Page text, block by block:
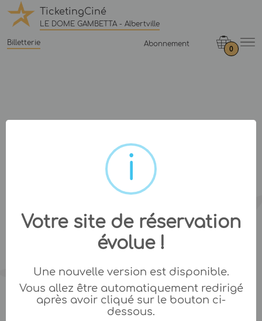
TicketingCiné
LE DOME GAMBETTA - Albertville
Billetterie Abonnement
0
Votre site de réservation
évolue !
Une nouvelle version est disponible.
Vous allez être automatiquement redirigé
après avoir cliqué sur le bouton ci-
dessous.